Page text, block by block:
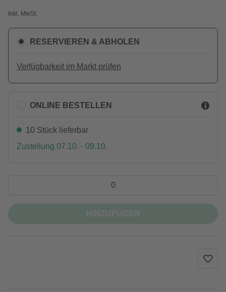
Inkl. MwSt.
RESERVIEREN & ABHOLEN
Verfügbarkeit im Markt prüfen
ONLINE BESTELLEN
10 Stück lieferbar
Zustellung 07.10. - 09.10.